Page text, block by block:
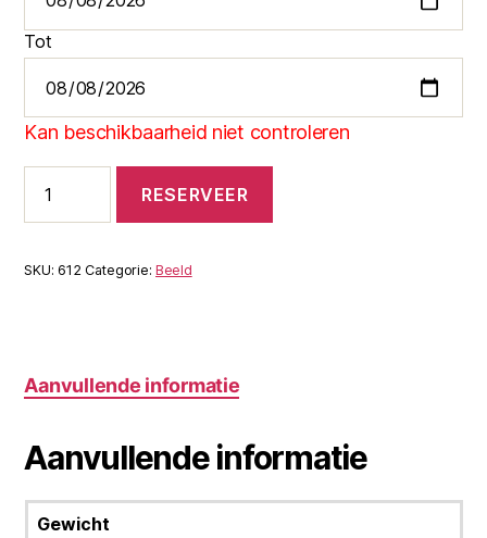
Tot
Kan beschikbaarheid niet controleren
aanhangwagen
RESERVEER
SKU:612 Categorie:Beeld
Aanvullende informatie
Aanvullende informatie
Gewicht